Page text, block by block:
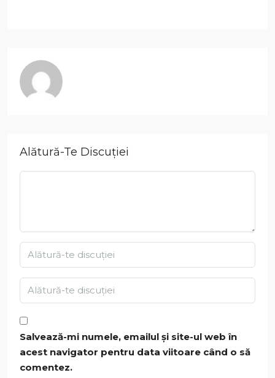
Alătură-Te Discuției
Salvează-mi numele, emailul și site-ul web în
acest navigator pentru data viitoare când o să
comentez.